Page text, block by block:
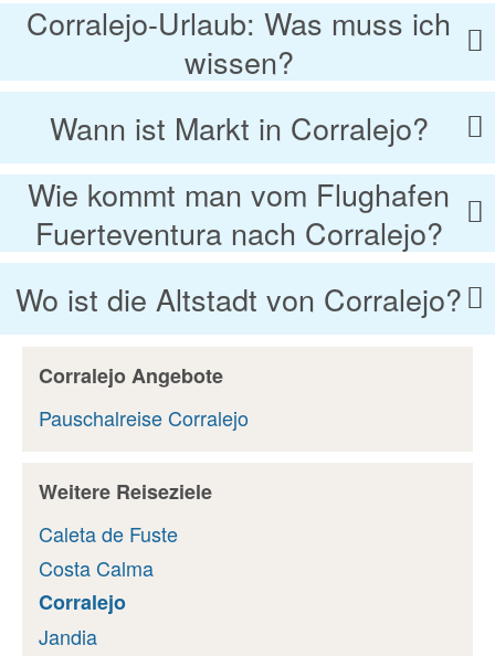
Corralejo-Urlaub: Was muss ich
wissen?
Wann ist Markt in Corralejo?
Wie kommt man vom Flughafen
Fuerteventura nach Corralejo?
Wo ist die Altstadt von Corralejo?
Corralejo Angebote
Pauschalreise Corralejo
Weitere Reiseziele
Caleta de Fuste
Costa Calma
Corralejo
Jandia